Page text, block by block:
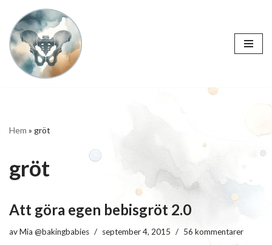
Hoppa
till
innehåll
Hem » gröt
gröt
Att göra egen bebisgröt 2.0
avMia @bakingbabies september 4, 2015 56 kommentarer